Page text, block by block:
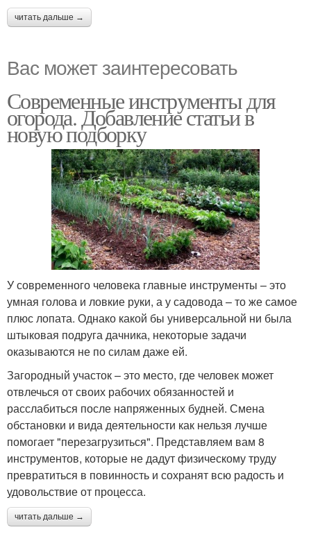
читать дальше →
Вас может заинтересовать
Современные инструменты для
огорода. Добавление статьи в
новую подборку
У современного человека главные инструменты – это
умная голова и ловкие руки, а у садовода – то же самое
плюс лопата. Однако какой бы универсальной ни была
штыковая подруга дачника, некоторые задачи
оказываются не по силам даже ей.
Загородный участок – это место, где человек может
отвлечься от своих рабочих обязанностей и
расслабиться после напряженных будней. Смена
обстановки и вида деятельности как нельзя лучше
помогает "перезагрузиться". Представляем вам 8
инструментов, которые не дадут физическому труду
превратиться в повинность и сохранят всю радость и
удовольствие от процесса.
читать дальше →